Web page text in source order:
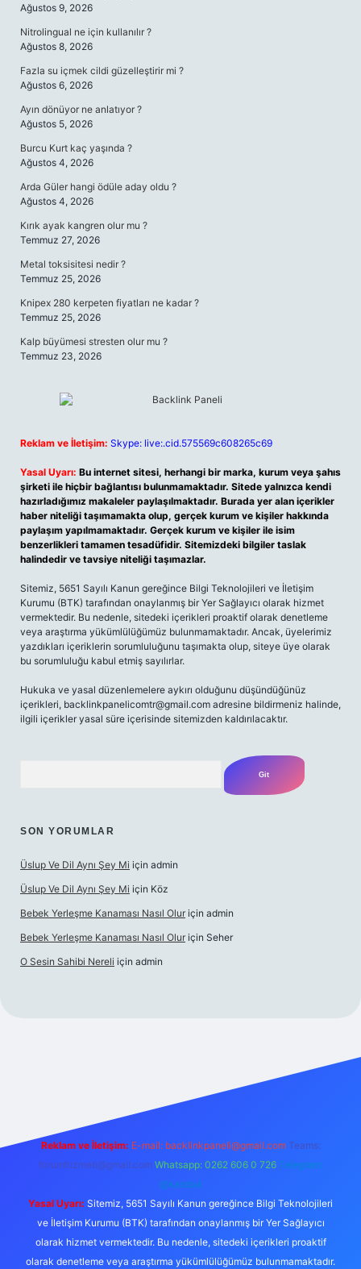
Ağustos 9, 2026
Nitrolingual ne için kullanılır ?
Ağustos 8, 2026
Fazla su içmek cildi güzelleştirir mi ?
Ağustos 6, 2026
Ayın dönüyor ne anlatıyor ?
Ağustos 5, 2026
Burcu Kurt kaç yaşında ?
Ağustos 4, 2026
Arda Güler hangi ödüle aday oldu ?
Ağustos 4, 2026
Kırık ayak kangren olur mu ?
Temmuz 27, 2026
Metal toksisitesi nedir ?
Temmuz 25, 2026
Knipex 280 kerpeten fiyatları ne kadar ?
Temmuz 25, 2026
Kalp büyümesi stresten olur mu ?
Temmuz 23, 2026
Reklam ve İletişim: Skype: live:.cid.575569c608265c69
Yasal Uyarı: Bu internet sitesi, herhangi bir marka, kurum veya şahıs
şirketi ile hiçbir bağlantısı bulunmamaktadır. Sitede yalnızca kendi
hazırladığımız makaleler paylaşılmaktadır. Burada yer alan içerikler
haber niteliği taşımamakta olup, gerçek kurum ve kişiler hakkında
paylaşım yapılmamaktadır. Gerçek kurum ve kişiler ile isim
benzerlikleri tamamen tesadüfidir. Sitemizdeki bilgiler taslak
halindedir ve tavsiye niteliği taşımazlar.
Sitemiz, 5651 Sayılı Kanun gereğince Bilgi Teknolojileri ve İletişim
Kurumu (BTK) tarafından onaylanmış bir Yer Sağlayıcı olarak hizmet
vermektedir. Bu nedenle, sitedeki içerikleri proaktif olarak denetleme
veya araştırma yükümlülüğümüz bulunmamaktadır. Ancak, üyelerimiz
yazdıkları içeriklerin sorumluluğunu taşımakta olup, siteye üye olarak
bu sorumluluğu kabul etmiş sayılırlar.
Hukuka ve yasal düzenlemelere aykırı olduğunu düşündüğünüz
içerikleri, backlinkpanelicomtr@gmail.com adresine bildirmeniz halinde,
ilgili içerikler yasal süre içerisinde sitemizden kaldırılacaktır.
SON YORUMLAR
Üslup Ve Dil Aynı Şey Mi için admin
Üslup Ve Dil Aynı Şey Mi için Köz
Bebek Yerleşme Kanaması Nasıl Olur için admin
Bebek Yerleşme Kanaması Nasıl Olur için Seher
O Sesin Sahibi Nereli için admin
Reklam ve İletişim: E-mail: backlinkpaneli@gmail.com Teams:
forumhizmeti@gmail.com Whatsapp: 0262 606 0 726 Telegram:
@karabul
Yasal Uyarı: Sitemiz, 5651 Sayılı Kanun gereğince Bilgi Teknolojileri
ve İletişim Kurumu (BTK) tarafından onaylanmış bir Yer Sağlayıcı
olarak hizmet vermektedir. Bu nedenle, sitedeki içerikleri proaktif
olarak denetleme veya araştırma yükümlülüğümüz bulunmamaktadır.